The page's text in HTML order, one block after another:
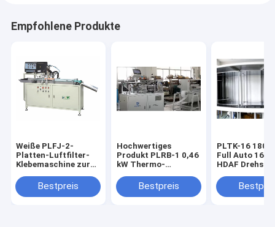
Empfohlene Produkte
Weiße PLFJ-2-
Platten-Luftfilter-
Klebemaschine zur
Automobilfiltern
Bestpreis
Hochwertiges
Produkt PLRB-1 0,46
kW Thermo-
Bestpreis
PLTK-16
Full Auto 16-
HDAF
kuriert